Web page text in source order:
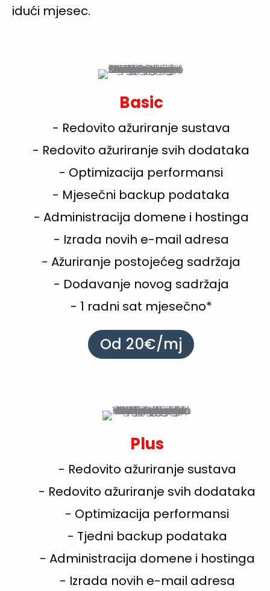
idući mjesec.
Basic
- Redovito ažuriranje sustava
- Redovito ažuriranje svih dodataka
- Optimizacija performansi
- Mjesečni backup podataka
- Administracija domene i hostinga
- Izrada novih e-mail adresa
- Ažuriranje postojećeg sadržaja
- Dodavanje novog sadržaja
- 1 radni sat mjesečno*
Od 20€/mj
Plus
- Redovito ažuriranje sustava
- Redovito ažuriranje svih dodataka
- Optimizacija performansi
- Tjedni backup podataka
- Administracija domene i hostinga
- Izrada novih e-mail adresa